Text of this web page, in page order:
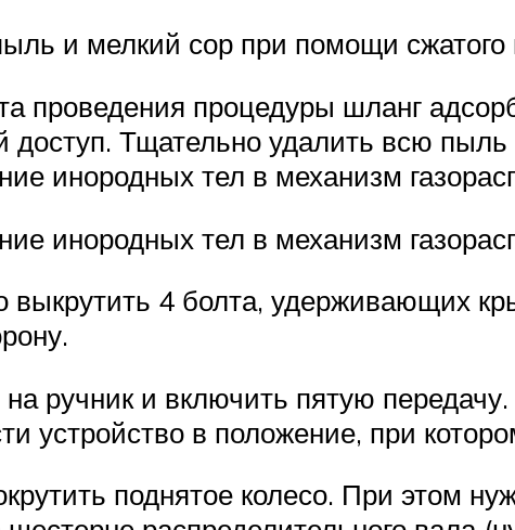
и мелкий сор при помощи сжатого
проведения процедуры шланг
доступ. Тщательно удалить всю
инородных тел в механизм
инородных тел в механизм
4 болта, удерживающих
ручник и включить пятую
устройство в положение, при
поднятое колесо. При этом